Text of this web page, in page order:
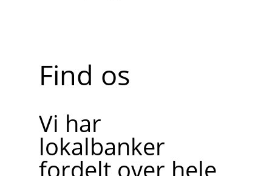
Find os
Vi har
lokalbanker
fordelt over hele